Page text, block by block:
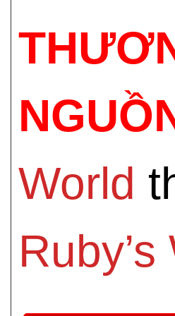
World